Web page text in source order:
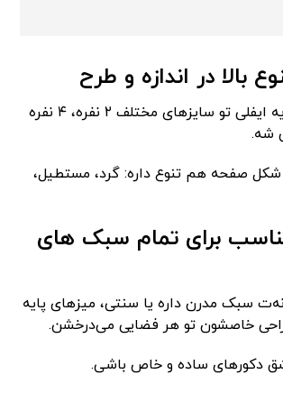
بالا در اندازه و طرح
میز ناهارخوری پایه ایفلی تو سایزهای مختلف ۲ نفره، ۴ نفره
صفحه هم تنوع داره: گرد، مستطیل،
برای تمام سبک های
سبک مدرن داره یا سنتی، میزهای پایه
خاصشون تو هر فضایی می‌درخشن.
دکورهای ساده و خاص باشی.